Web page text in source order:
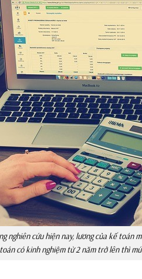
nghiên cứu hiện nay, lương của kế toán
có kinh nghiệm từ 2 năm trở lên thì